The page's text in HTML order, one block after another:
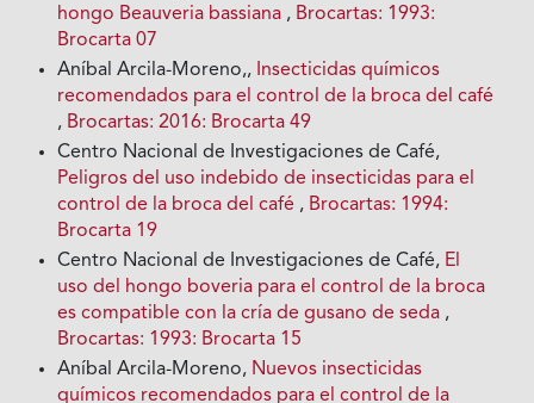
hongo Beauveria bassiana , Brocartas: 1993:
Brocarta 07
Aníbal Arcila-Moreno,, Insecticidas químicos
recomendados para el control de la broca del café
, Brocartas: 2016: Brocarta 49
Centro Nacional de Investigaciones de Café,
Peligros del uso indebido de insecticidas para el
control de la broca del café , Brocartas: 1994:
Brocarta 19
Centro Nacional de Investigaciones de Café, El
uso del hongo boveria para el control de la broca
es compatible con la cría de gusano de seda ,
Brocartas: 1993: Brocarta 15
Aníbal Arcila-Moreno, Nuevos insecticidas
químicos recomendados para el control de la